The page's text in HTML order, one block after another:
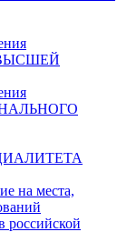
на места,
российской